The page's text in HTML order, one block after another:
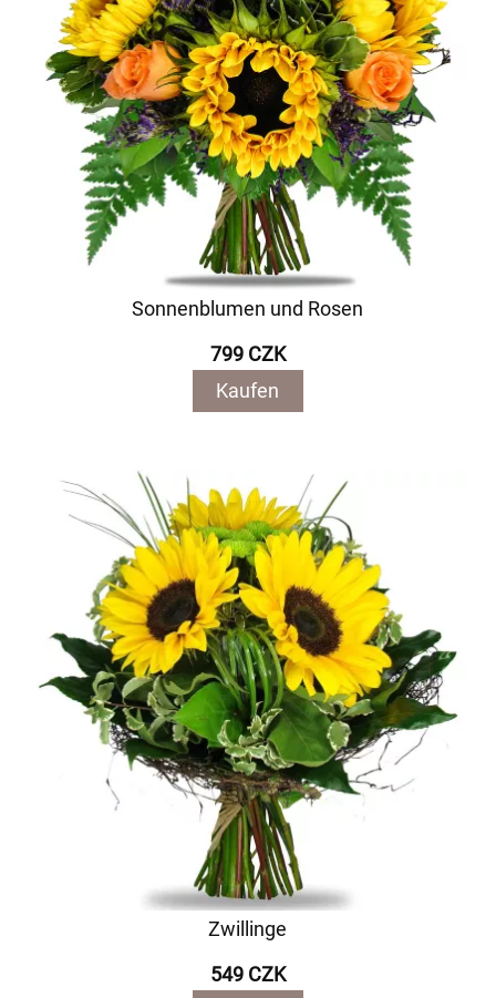
Sonnenblumen und Rosen
799 CZK
Kaufen
Zwillinge
549 CZK